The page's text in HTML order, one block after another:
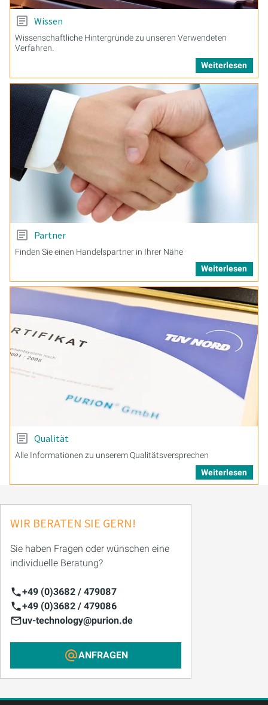
Wissen
Wissenschaftliche Hintergründe zu unseren Verwendeten
Verfahren.
Weiterlesen
Partner
Finden Sie einen Handelspartner in Ihrer Nähe
Weiterlesen
Qualität
Alle Informationen zu unserem Qualitätsversprechen
Weiterlesen
WIR BERATEN SIE GERN!
Sie haben Fragen oder wünschen eine
individuelle Beratung?
+49 (0)3682 / 479087
+49 (0)3682 / 479086
uv-technology@purion.de
ANFRAGEN